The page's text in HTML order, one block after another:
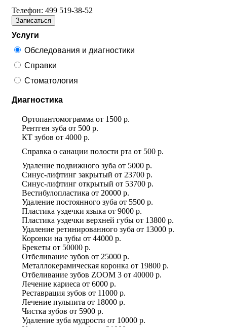
Телефон: 499 519-38-52
Записаться
Услуги
Обследования и диагностики
Справки
Стоматология
Диагностика
Ортопантомограмма от 1500 р.
Рентген зуба от 500 р.
КТ зубов от 4000 р.
Справка о санации полости рта от 500 р.
Удаление подвижного зуба от 5000 р.
Синус-лифтинг закрытый от 23700 р.
Синус-лифтинг открытый от 53700 р.
Вестибулопластика от 20000 р.
Удаление постоянного зуба от 5500 р.
Пластика уздечки языка от 9000 р.
Пластика уздечки верхней губы от 13800 р.
Удаление ретинированного зуба от 13000 р.
Коронки на зубы от 44000 р.
Брекеты от 50000 р.
Отбеливание зубов от 25000 р.
Металлокерамическая коронка от 19800 р.
Отбеливание зубов ZOOM 3 от 40000 р.
Лечение кариеса от 6000 р.
Реставрация зубов от 11000 р.
Лечение пульпита от 18000 р.
Чистка зубов от 5900 р.
Удаление зуба мудрости от 10000 р.